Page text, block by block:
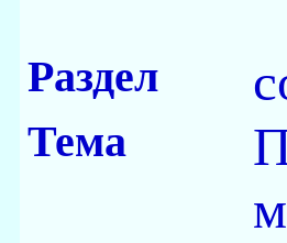
Раздел
Тема